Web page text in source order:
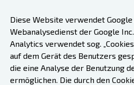
Diese Website verwendet
Webanalysedienst der Google Inc.
Analytics verwendet sog.
auf dem Gerät des Benutzers
die eine Analyse der Benutzung
ermöglichen. Die durch den